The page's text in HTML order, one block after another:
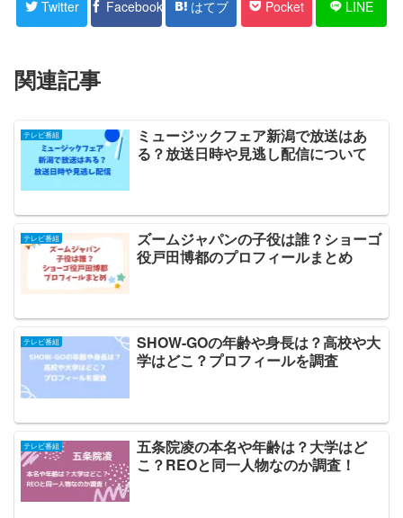
Twitter Facebook はてブ Pocket LINE
関連記事
テレビ番組
ミュージックフェア新潟で放送はあ
る？放送日時や見逃し配信について
テレビ番組
ズームジャパンの子役は誰？ショーゴ
役戸田博都のプロフィールまとめ
テレビ番組
SHOW-GOの年齢や身長は？高校や大
学はどこ？プロフィールを調査
テレビ番組
五条院凌の本名や年齢は？大学はど
こ？REOと同一人物なのか調査！